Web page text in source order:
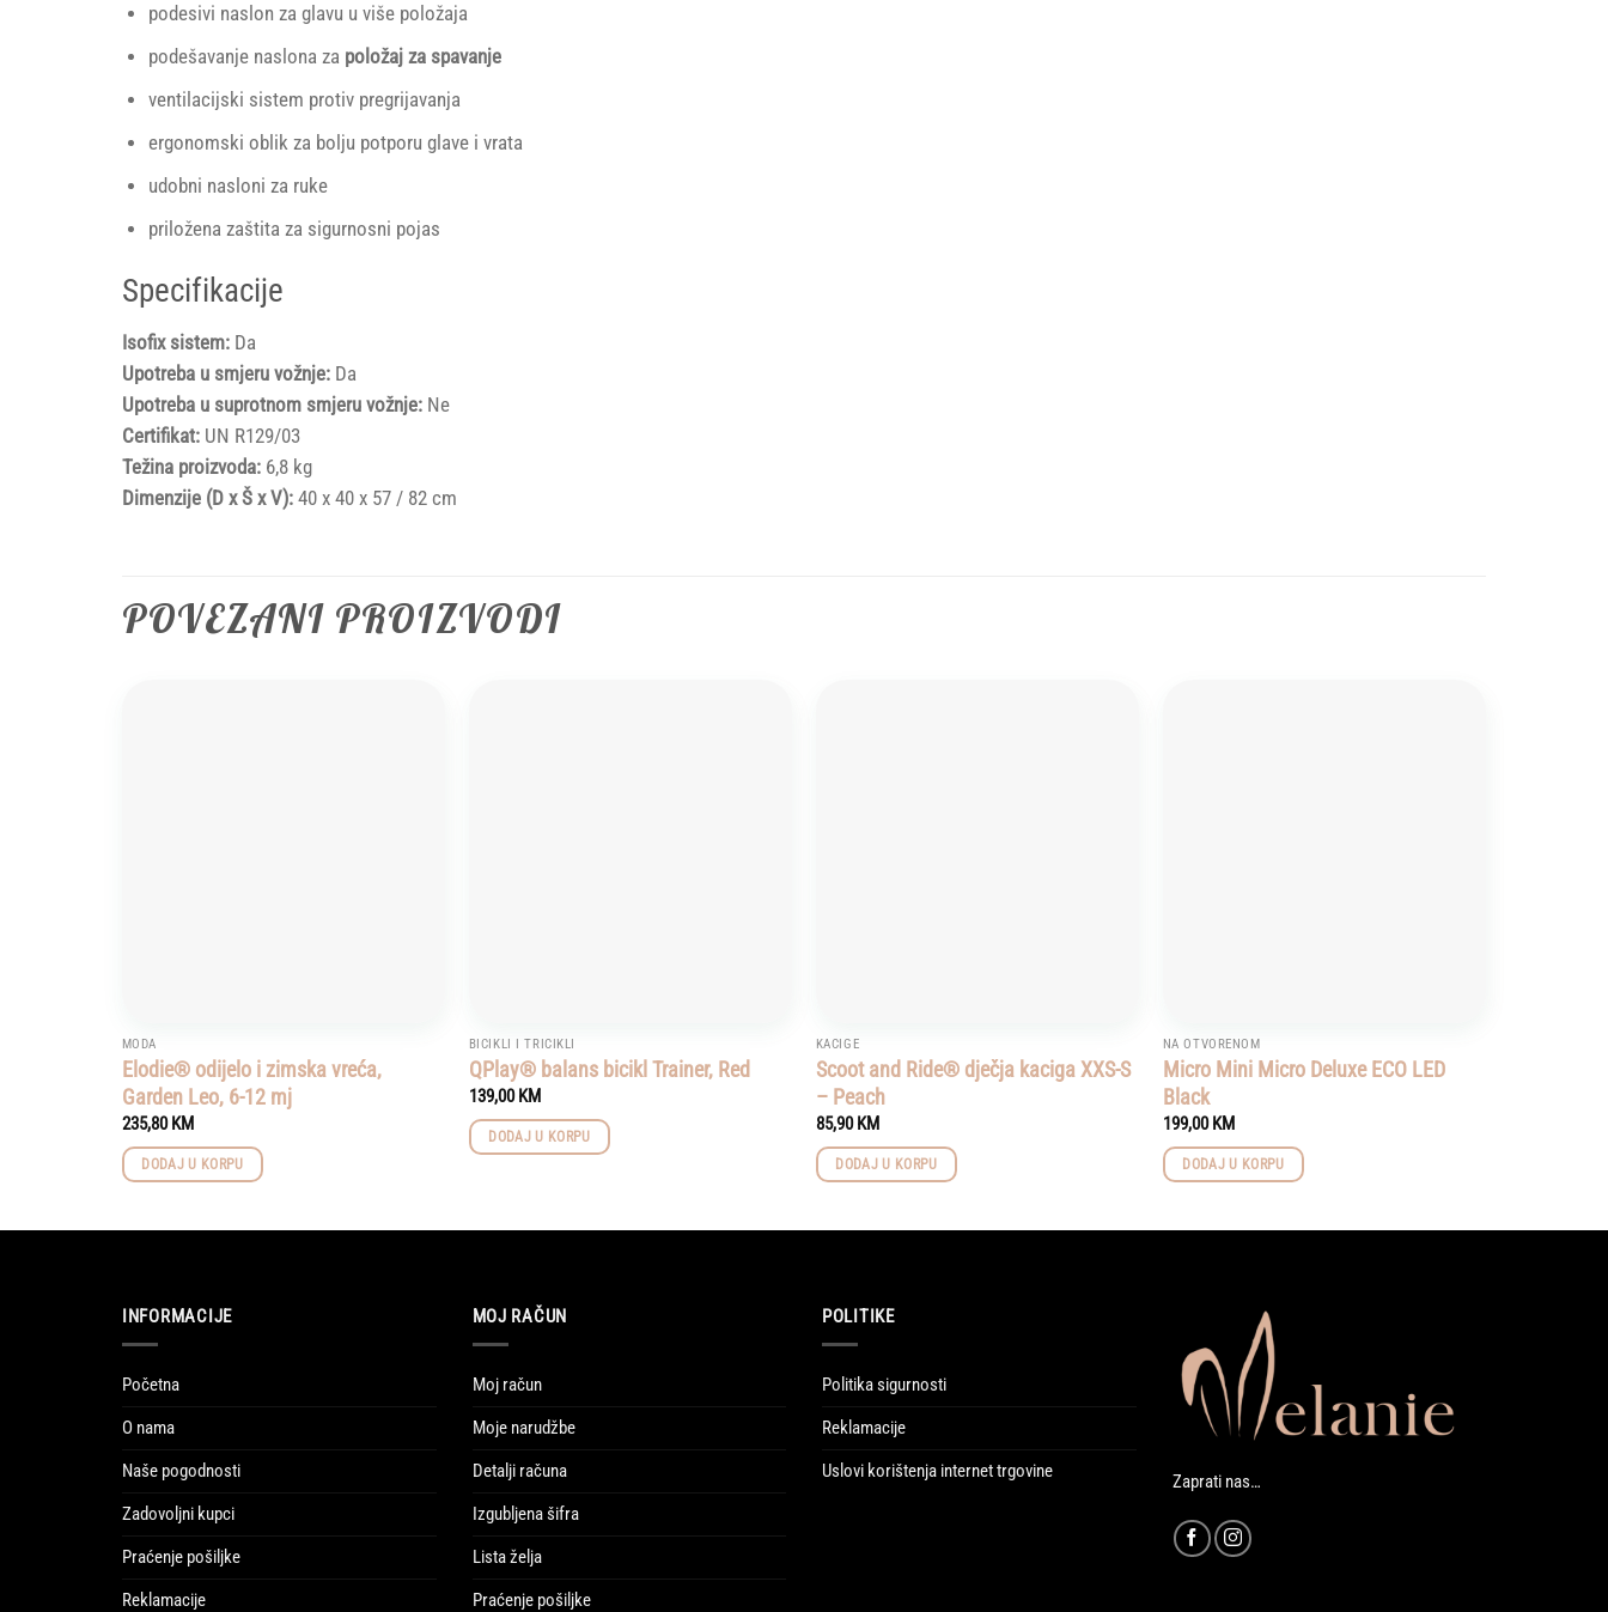
podesivi naslon za glavu u više položaja
podešavanje naslona za položaj za spavanje
ventilacijski sistem protiv pregrijavanja
ergonomski oblik za bolju potporu glave i vrata
udobni nasloni za ruke
priložena zaštita za sigurnosni pojas
Specifikacije
Isofix sistem: Da
Upotreba u smjeru vožnje: Da
Upotreba u suprotnom smjeru vožnje: Ne
Certifikat: UN R129/03
Težina proizvoda: 6,8 kg
Dimenzije (D x Š x V): 40 x 40 x 57 / 82 cm
POVEZANI PROIZVODI
MODA
Elodie® odijelo i zimska vreća,
Garden Leo, 6-12 mj
235,80KM
DODAJ U KORPU
BICIKLI I TRICIKLI
QPlay® balans bicikl Trainer, Red
139,00KM
DODAJ U KORPU
KACIGE
Scoot and Ride® dječja kaciga XXS-S
– Peach
85,90KM
DODAJ U KORPU
NA OTVORENOM
Micro Mini Micro Deluxe ECO LED
Black
199,00KM
DODAJ U KORPU
INFORMACIJE
Početna
O nama
Naše pogodnosti
Zadovoljni kupci
Praćenje pošiljke
Reklamacije
MOJ RAČUN
Moj račun
Moje narudžbe
Detalji računa
Izgubljena šifra
Lista želja
Praćenje pošiljke
POLITIKE
Politika sigurnosti
Reklamacije
Uslovi korištenja internet trgovine
Zaprati nas…